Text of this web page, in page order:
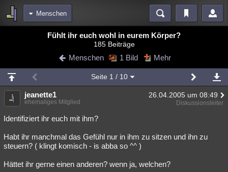
Menschen
Blogs Videos
Chat Wiki Neuigkeiten
meine Rubriken
Menschen Wissenschaft Mystery Kriminalfälle
Spiritualität Verschwörungen
Natur Umfragen Unterhaltung
weitere Rubriken
Philosophie Träume Orte Esoterik Literatur
Fühlt ihr euch wohl in eurem Körper?
185 Beiträge
Menschen 1 Bild Mehr
Seite 1 / 10
jeanette1 26.04.2005 um 08:49
ehemaliges Mitglied Diskussionsleiter
Identifiziert ihr euch mit ihm?
Habt ihr manchmal das Gefühl nur in ihm zu sitzen und ihn zu
steuern? ( klingt komisch - is abba so ^^ )
Hättet ihr gerne einen anderen? wenn ja, welchen?